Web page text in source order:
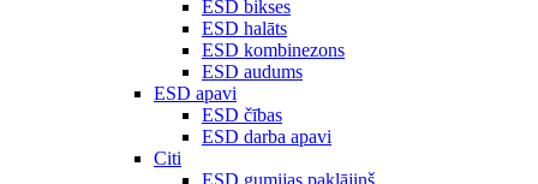
ESD bikses
ESD halāts
ESD kombinezons
ESD audums
ESD apavi
ESD čības
ESD darba apavi
Citi
ESD gumijas paklājiņš